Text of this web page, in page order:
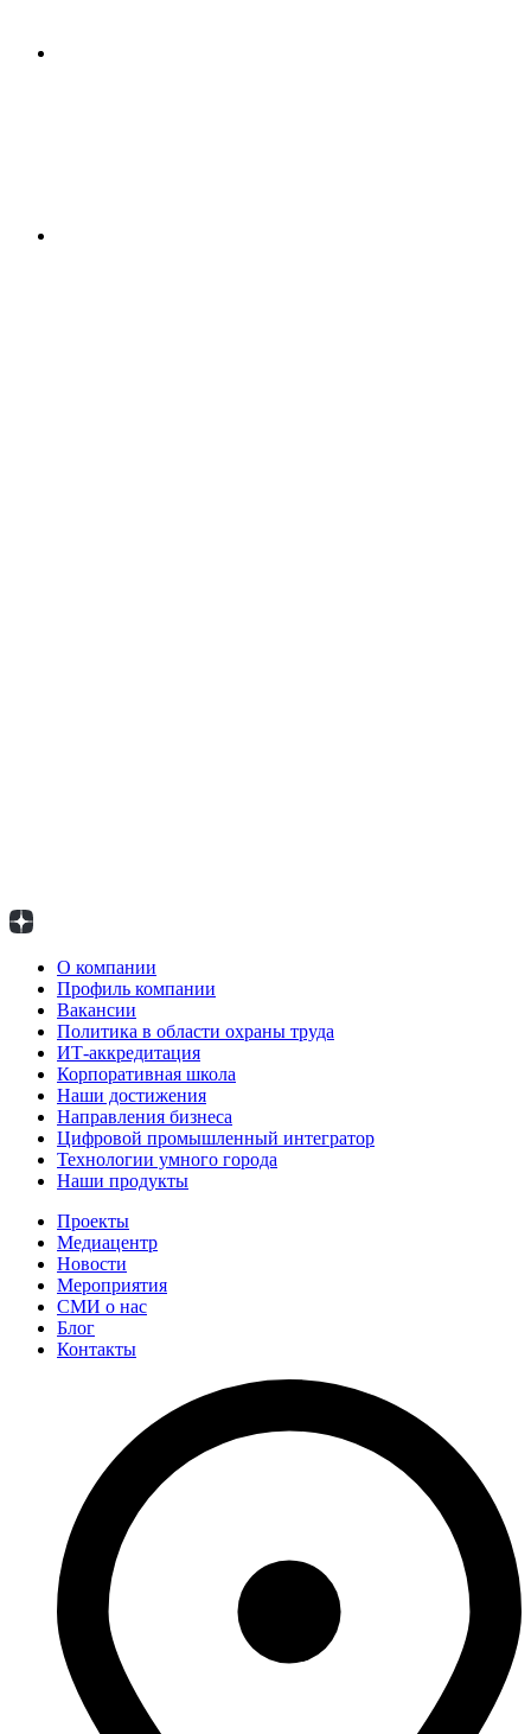
О компании
Профиль компании
Вакансии
Политика в области охраны труда
ИТ-аккредитация
Корпоративная школа
Наши достижения
Направления бизнеса
Цифровой промышленный интегратор
Технологии умного города
Наши продукты
Проекты
Медиацентр
Новости
Мероприятия
СМИ о нас
Блог
Контакты